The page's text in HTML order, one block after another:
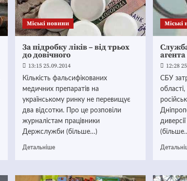
Mіські новини
За підробку ліків – від трьох
до довічного
13:15 25.09.2014
Кількість фальсифікованих
медичних препаратів на
українському ринку не перевищує
два відсотки. Про це розповіли
журналістам працівники
Держслужби (більше…)
Детальніше
12:28
СБУ